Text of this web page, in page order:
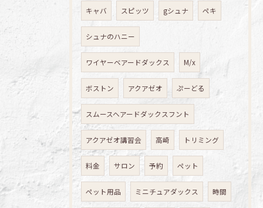
キャバ スピッツ gシュナ ペキ
シュナのハニー
ワイヤーベアードダックス M/x
ボストン アクアゼオ ぷーどる
スムースヘアードダックスフント
アクアゼオ講習会 高崎 トリミング
料金 サロン 予約 ペット
ペット用品 ミニチュアダックス 時間